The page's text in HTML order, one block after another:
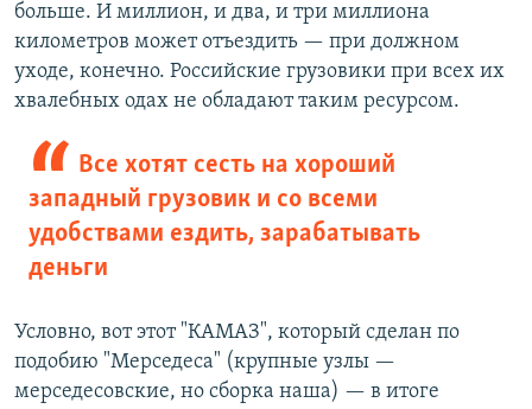
больше. И миллион, и два, и три миллиона
километров может отъездить — при должном
уходе, конечно. Российские грузовики при всех их
хвалебных одах не обладают таким ресурсом.
Все хотят сесть на хороший
западный грузовик и со всеми
удобствами ездить, зарабатывать
деньги
Условно, вот этот "КАМАЗ", который сделан по
подобию "Мерседеса" (крупные узлы —
мерседесовские, но сборка наша) — в итоге